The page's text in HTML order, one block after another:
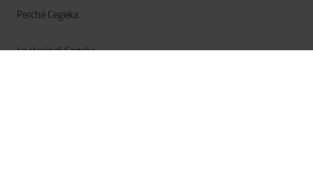
Perché Cegeka
La storia di Cegeka